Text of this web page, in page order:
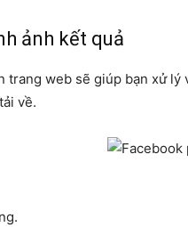
ảnh kết quả
trang web sẽ giúp bạn xử
về.